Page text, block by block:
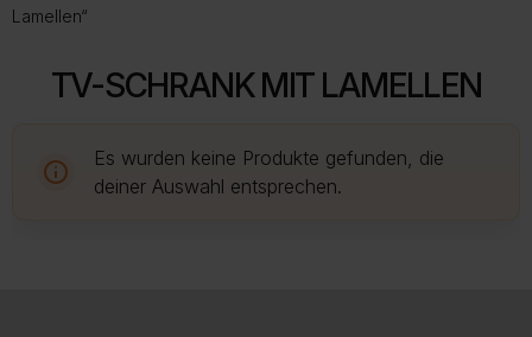
Lamellen“
TV-SCHRANK MIT LAMELLEN
Es wurden keine Produkte gefunden, die
deiner Auswahl entsprechen.